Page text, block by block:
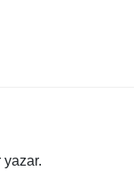
yazar.